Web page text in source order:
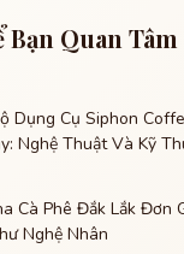
Bạn Quan Tâm
Dụng Cụ Siphon
Nghệ Thuật Và Kỹ
Cà Phê Đắk Lắk Đơn
Nghệ Nhân